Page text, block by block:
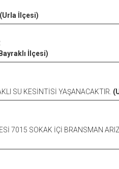
(Urla İlçesi)
İlçesi)
SU KESİNTİSİ YAŞANACAKTIR.
7015 SOKAK İÇİ BRANSMAN